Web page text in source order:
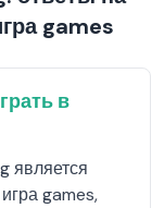
games
в
является
games,